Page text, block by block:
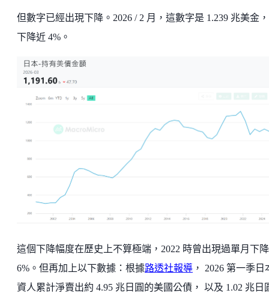
但數字已經出現下降。2026 / 2 月，這數字是 1.239 兆美金
下降近 4%。
這個下降幅度在歷史上不算極端，2022 時曾出現過單月下
6%。但再加上以下數據：根據路透社報導 ， 2026 第一季日
資人累計淨賣出約 4.95 兆日圓的美國公債， 以及 1.02 兆日